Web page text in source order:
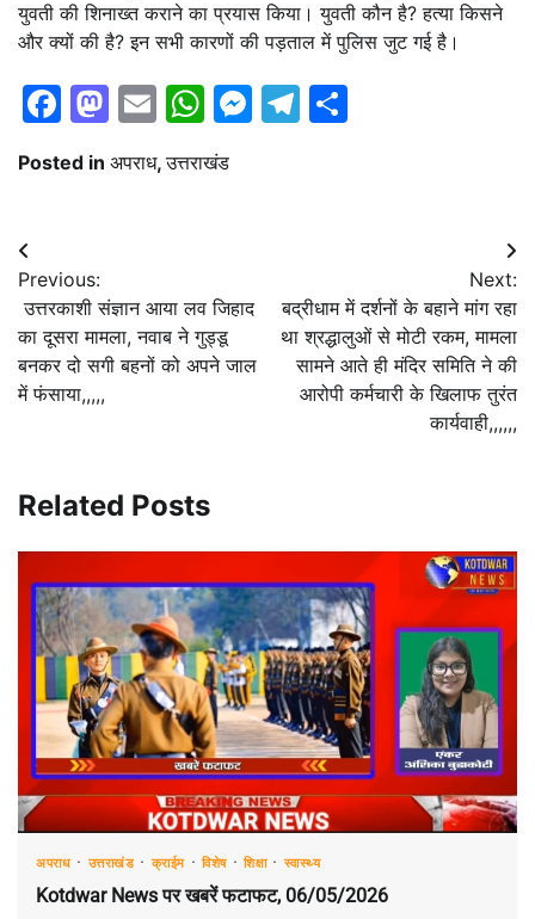
युवती की शिनाख्त कराने का प्रयास किया। युवती कौन है? हत्या किसने
और क्यों की है? इन सभी कारणों की पड़ताल में पुलिस जुट गई है।
Facebook
Mastodon
EmailWhatsApp
Messenger
Telegram
Posted in अपराध,उत्तराखंड
Post
navigation
Previous:
उत्तरकाशी संज्ञान आया लव जिहाद
का दूसरा मामला, नवाब ने गुड्डू
बनकर दो सगी बहनों को अपने जाल
में फंसाया,,,,,
Next:
बद्रीधाम में दर्शनों के बहाने मांग रहा
था श्रद्धालुओं से मोटी रकम, मामला
सामने आते ही मंदिर समिति ने की
आरोपी कर्मचारी के खिलाफ तुरंत
कार्यवाही,,,,,,
Related Posts
अपराध उत्तराखंड क्राईम विशेष शिक्षा स्वास्थ्य
Kotdwar News पर खबरें फटाफट, 06/05/2026